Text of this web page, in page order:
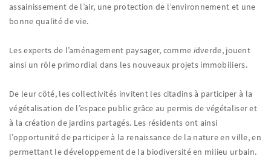
assainissement de l’air, une protection de l’environnement et une
bonne qualité de vie.
Les experts de l’aménagement paysager, comme idverde, jouent
ainsi un rôle primordial dans les nouveaux projets immobiliers.
De leur côté, les collectivités invitent les citadins à participer à la
végétalisation de l’espace public grâce au permis de végétaliser et
à la création de jardins partagés. Les résidents ont ainsi
l’opportunité de participer à la renaissance de la nature en ville, en
permettant le développement de la biodiversité en milieu urbain.